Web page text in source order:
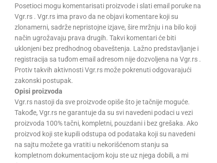
Posetioci mogu komentarisati proizvode i slati email poruke na
Vgr.rs . Vgr.rs ima pravo da ne objavi komentare koji su
zlonamerni, sadrže nepristojne izjave, šire mržnju i na bilo koji
način ugrožavaju prava drugih. Takvi komentari će biti
uklonjeni bez predhodnog obaveštenja. Lažno predstavljanje i
registracija sa tuđom email adresom nije dozvoljena na Vgr.rs .
Protiv takvih aktivnosti Vgr.rs može pokrenuti odgovarajući
zakonski postupak.
Opisi proizvoda
Vgr.rs nastoji da sve proizvode opiše što je tačnije moguće.
Takođe, Vgr.rs ne garantuje da su svi navedeni podaci u vezi
proizvoda 100% tačni, kompletni, pouzdani i bez grešaka. Ako
proizvod koji ste kupili odstupa od podataka koji su navedeni
na sajtu možete ga vratiti u nekorišćenom stanju sa
kompletnom dokumentacijom koju ste uz njega dobili, a mi